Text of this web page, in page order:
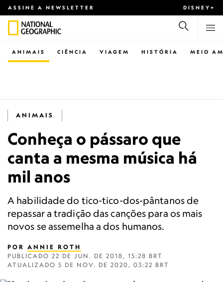
ASSINE A NEWSLETTER DISNEY+
CIÊNCIA VIAGEM
ANIMAIS HISTÓRIA MEIO
ANIMAIS
Conheça o pássaro que
canta a mesma música há
mil anos
A habilidade do tico-tico-dos-pântanos de
repassar a tradição das canções para os mais
novos se assemelha a dos humanos.
POR ANNIE ROTH
PUBLICADO 22 DE JUN. DE 2018, 15:28 BRT
ATUALIZADO 5 DE NOV. DE 2020, 03:22 BRT